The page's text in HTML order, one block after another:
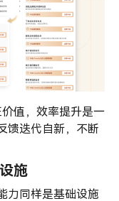
值，效率提升是一
馈迭代自新，不断
施
力同样是基础设施